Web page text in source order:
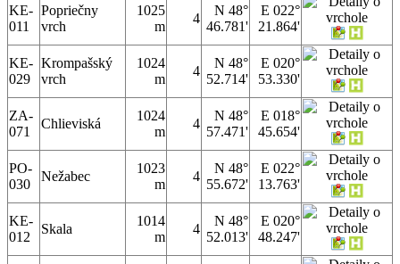
KE-
011
Popriečny
vrch
1025
m
4
N 48°
46.781'
E 022°
21.864'
KE-
029
Krompašský
vrch
1024
m
4
N 48°
52.714'
E 020°
53.330'
ZA-
071
Chlieviská
1024
m
4
N 48°
57.471'
E 018°
45.654'
PO-
030
Nežabec
1023
m
4
N 48°
55.672'
E 022°
13.763'
KE-
012
Skala
1014
m
4
N 48°
52.013'
E 020°
48.247'